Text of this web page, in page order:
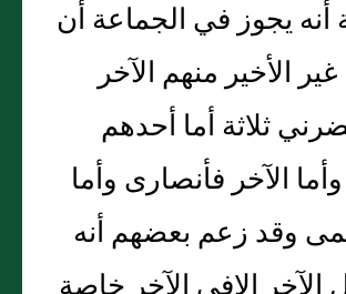
يجوز في الجماعة أن
الأخير منهم الآخر
ثلاثة أما أحدهم
الآخر فأنصارى وأما
وقد زعم بعضهم أنه